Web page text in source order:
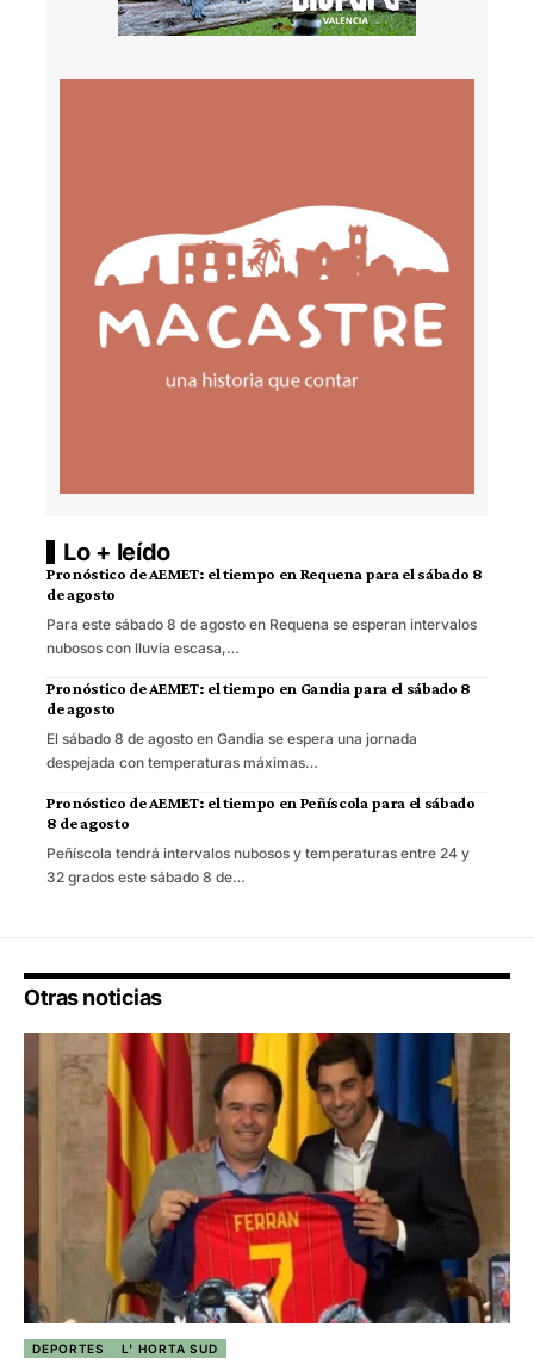
Lo + leído
Pronóstico de AEMET: el tiempo en Requena para el sábado 8
de agosto
Para este sábado 8 de agosto en Requena se esperan intervalos
nubosos con lluvia escasa,…
Pronóstico de AEMET: el tiempo en Gandia para el sábado 8
de agosto
El sábado 8 de agosto en Gandia se espera una jornada
despejada con temperaturas máximas…
Pronóstico de AEMET: el tiempo en Peñíscola para el sábado
8 de agosto
Peñíscola tendrá intervalos nubosos y temperaturas entre 24 y
32 grados este sábado 8 de…
Otras noticias
DEPORTES L' HORTA SUD